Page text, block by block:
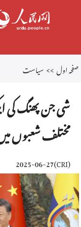
صفحہ اول>> سیاست
شی جن پھنگ کی
مختلف شعبوں میں
(
CRI
)
2025-06-27